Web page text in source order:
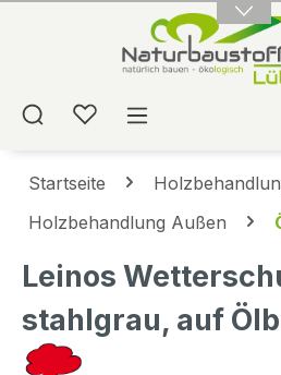
Startseite
Holzbehandlung Außen
Leinos
stahlgrau, auf